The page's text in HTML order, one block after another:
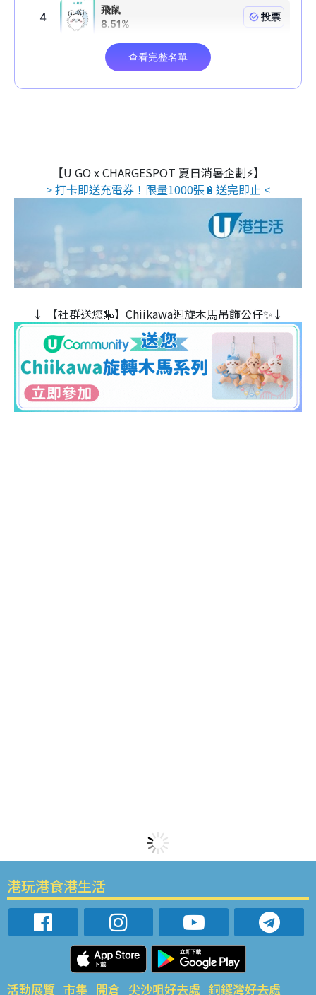
【U GO x CHARGESPOT 夏日消暑企劃⚡】
> 打卡即送充電券！限量1000張🔋送完即止 <
↓ 【社群送您🎠】Chiikawa迴旋木⾺吊飾公仔✨↓
港玩港食港生活
活動展覽 市集 開倉 尖沙咀好去處 銅鑼灣好去處